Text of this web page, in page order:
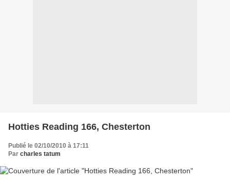
Hotties Reading 166, Chesterton
Publié le 02/10/2010 à 17:11
Par charles tatum